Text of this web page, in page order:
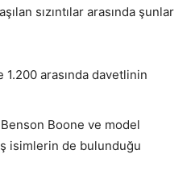
sızıntılar arasında şunlar
1.200 arasında davetlinin
Boone ve model
isimlerin de bulunduğu